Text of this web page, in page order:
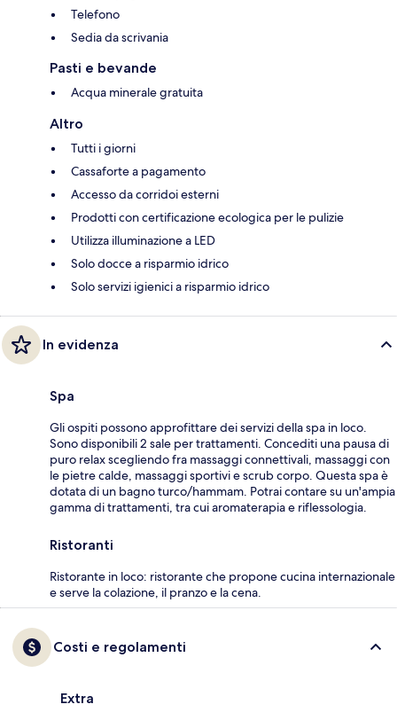
Telefono
Sedia da scrivania
Pasti e bevande
Acqua minerale gratuita
Altro
Tutti i giorni
Cassaforte a pagamento
Accesso da corridoi esterni
Prodotti con certificazione ecologica per le pulizie
Utilizza illuminazione a LED
Solo docce a risparmio idrico
Solo servizi igienici a risparmio idrico
In evidenza
Spa
Gli ospiti possono approfittare dei servizi della spa in loco.
Sono disponibili 2 sale per trattamenti. Concediti una pausa di
puro relax scegliendo fra massaggi connettivali, massaggi con
le pietre calde, massaggi sportivi e scrub corpo. Questa spa è
dotata di un bagno turco/hammam. Potrai contare su un'ampia
gamma di trattamenti, tra cui aromaterapia e riflessologia.
Ristoranti
Ristorante in loco: ristorante che propone cucina internazionale
e serve la colazione, il pranzo e la cena.
Costi e regolamenti
Extra